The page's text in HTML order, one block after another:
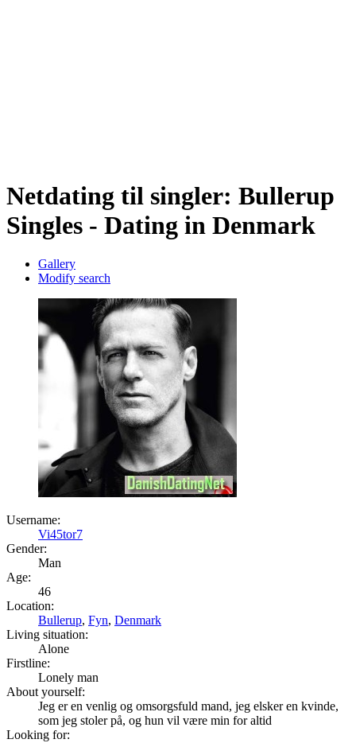
Netdating til singler: Bullerup
Singles - Dating in Denmark
Gallery
Modify search
Username:
Vi45tor7
Gender:
Man
Age:
46
Location:
Bullerup, Fyn, Denmark
Living situation:
Alone
Firstline:
Lonely man
About yourself:
Jeg er en venlig og omsorgsfuld mand, jeg elsker en kvinde,
som jeg stoler på, og hun vil være min for altid
Looking for: